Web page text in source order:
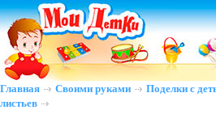
Главная Своими руками Поделки с
листьев